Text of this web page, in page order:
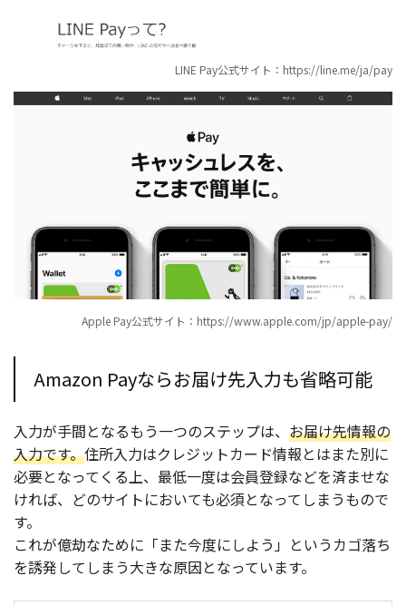
LINE Pay公式サイト：https://line.me/ja/pay
Apple Pay公式サイト：https://www.apple.com/jp/apple-pay/
Amazon Payならお届け先入力も省略可能
入力が手間となるもう一つのステップは、 お届け先情報の
入力です。住所入力はクレジットカード情報とはまた別に
必要となってくる上、最低一度は会員登録などを済ませな
ければ、どのサイトにおいても必須となってしまうもので
す。
これが億劫なために「また今度にしよう」というカゴ落ち
を誘発してしまう大きな原因となっています。